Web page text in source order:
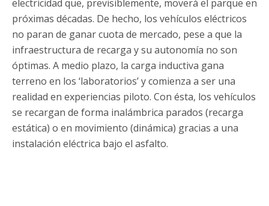
electricidad que, previsiblemente, moverá el parque en
próximas décadas. De hecho, los vehículos eléctricos
no paran de ganar cuota de mercado, pese a que la
infraestructura de recarga y su autonomía no son
óptimas. A medio plazo, la carga inductiva gana
terreno en los ‘laboratorios’ y comienza a ser una
realidad en experiencias piloto. Con ésta, los vehículos
se recargan de forma inalámbrica parados (recarga
estática) o en movimiento (dinámica) gracias a una
instalación eléctrica bajo el asfalto.